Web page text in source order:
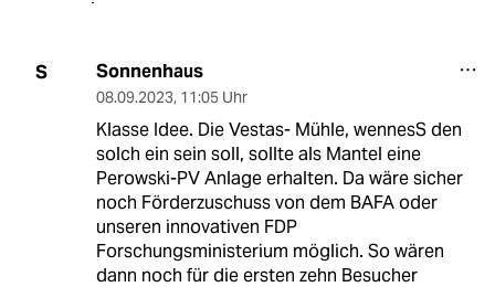
S Sonnenhaus
08.09.2023, 11:05 Uhr
Klasse Idee. Die Vestas- Mühle, wennesS den
solch ein sein soll, sollte als Mantel eine
Perowski-PV Anlage erhalten. Da wäre sicher
noch Förderzuschuss von dem BAFA oder
unseren innovativen FDP
Forschungsministerium möglich. So wären
dann noch für die ersten zehn Besucher